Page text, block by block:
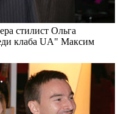
стилист Ольга
клаба UA" Максим